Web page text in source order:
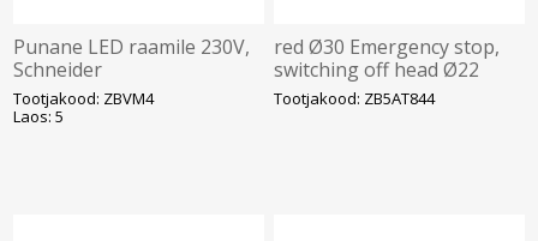
Punane LED raamile 230V,
Schneider
Tootjakood: ZBVM4
Laos: 5
red Ø30 Emergency stop,
switching off head Ø22
trigger and latching push-
pull, Schneider
Tootjakood: ZB5AT844